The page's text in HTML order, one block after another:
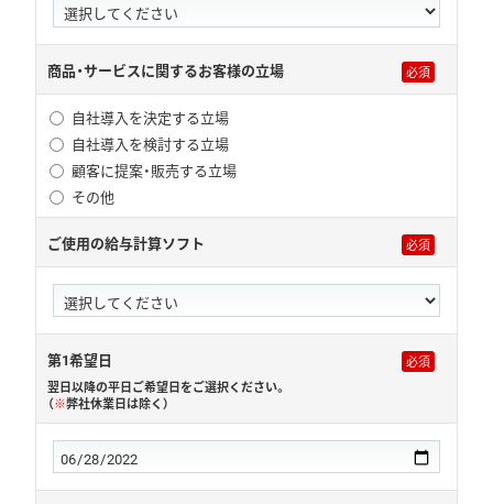
商品・サービスに関するお客様の立場
自社導入を決定する立場
自社導入を検討する立場
顧客に提案・販売する立場
その他
ご使用の給与計算ソフト
第1希望日
翌日以降の平日ご希望日をご選択ください。
（※弊社休業日は除く）